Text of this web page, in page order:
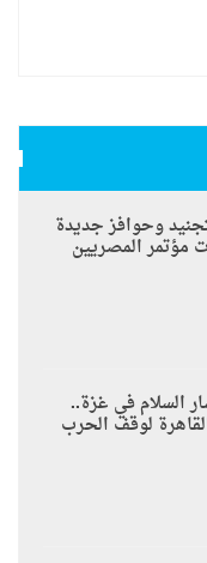
وحوافز جديدة
مؤتمر المصريين
السلام في غزة..
لوقف الحرب